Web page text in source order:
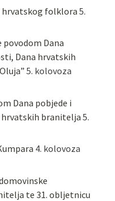
hrvatskog folklora 5.
Dana
Dana hrvatskih
5. kolovoza
Dana pobjede i
hrvatskih branitelja 5.
4. kolovoza
te 31. obljetnicu